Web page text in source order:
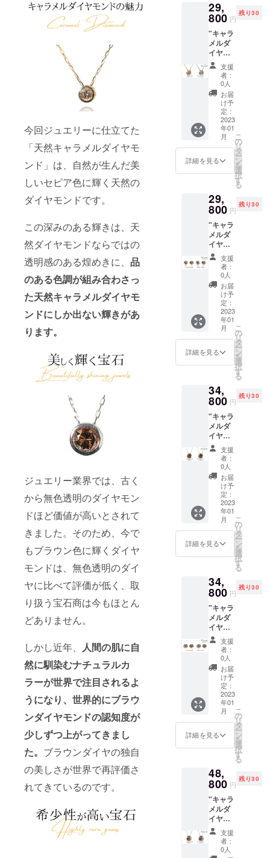
今回ジュエリーに仕立てた
「天然キャラメルダイヤモ
ンド」は、自然が生んだ美
しいセピア色に輝く天然の
ダイヤモンドです。
この深みのある輝きは、天
然ダイヤモンドならではの
透明感のある煌めきに、 品
のある色調が組み合わさっ
た天然キャラメルダイヤモ
ンドにしか出ない輝きがあ
ります。
ジュエリー業界では、古く
から無色透明のダイヤモン
ドほど価値が高いとされて
きました。そのため、今で
もブラウン色に輝くダイヤ
モンドは、無色透明のダイ
ヤに比べて評価が低く、取
り扱う宝石商は今もほとん
どありません。
しかし近年、
人間の肌に自
然に馴染むナチュラルカ
ラーが世界で注目されるよ
うになり、世界的にブラウ
ンダイヤモンドの認知度が
少しずつ上がってきまし
た。 ブラウンダイヤの独自
の美しさが世界で再評価さ
れてきているのです。
には消
費税・
送料が
含まれ
ます。
※ご注文
状況、
使用部
材の供
給状
況、製
造工程
上の都
合等に
より出
荷時期
が遅れ
す。 ※
写真と
実際の
商品で
は、
ディス
プレイ
によっ
て色合
いに違
いが生
じる場
合がご
ざいま
す。ご
了承下
さい。
ジナル
のジュ
ケース
です。
他には
あまり
ない八
角形の
可愛ら
しいデ
ザイン
で、美
しく
ジュエ
収納し
ていた
29,
800 円
残り30
"キャラ
メルダ
イヤモ
ンド
ネック
レス
0.1ct ア
クセサ
リー n1
[詳 細]
素
材：
K10YG(
イエ
ロー
ゴール
K10WG
(ホワイ
トゴー
ルド)
※オプ
ション
からお
選びく
ださ
い。
トップ
サイズ
(約)：縦
3.5mm
3.5mm
チェー
さ(約)：
調節可
能） 付
属品：
品質保
証書 ※
こちら
の価格
には消
費税・
送料が
含まれ
ます。
※ご注文
状況、
使用部
材の供
給状
合等に
より出
が遅れ
る場合
がござ
いま
す。 ※
写真と
実際の
商品で
は、
ディス
プレイ
によっ
いに違
いが生
ざいま
す。ご
了承下
さい。
※写真は
サンプ
ルで
す。天
然ブラ
支援
者：
0人
お届
け予
定：
2023
年01
月
詳細を見る
こ
の
リ
タ
ー
ン
を
選
択
す
る
29,
800 円
残り30
"キャラ
メルダ
イヤモ
ンドピ
アス 合
0.1ct
細] 素
材：
K10YG(
イエ
ロー
ゴール
ド) or
K10WG
トゴー
ルド)
※オプ
ション
からお
選びく
ださ
い。 ダ
イヤモ
ンド：
片耳
0.05ct(
両耳合
計0.1ct)
ピアス
トッ
プ：縦
キャッ
チ：地
金+シリ
コン 付
属品：
品質保
証書 ※
こちら
の価格
には消
費税・
送料が
含まれ
ます。
※ご注文
状況、
使用部
造工程
上の都
より出
荷時期
が遅れ
る場合
がござ
いま
支援
者：
0人
お届
け予
定：
2023
年01
月
詳細を見る
こ
の
リ
タ
ー
ン
を
選
択
す
る
34,
800 円
残り30
"キャラ
メルダ
イヤモ
ンド
ネック
レス
0.2ct
細] 素
材：
K10YG(
イエ
ロー
ゴール
ド) or
K10WG
トゴー
ルド)
※オプ
ション
からお
選びく
ださ
い。
トップ
サイズ
(約)：縦
4.8mm
4.8mm
チェー
ンの長
さ(約)：
45cm（
属品：
品質保
証書 ※
こちら
の価格
には消
費税・
送料が
含まれ
支援
者：
0人
お届
け予
定：
2023
年01
月
詳細を見る
こ
の
リ
タ
ー
ン
を
選
択
す
る
34,
800 円
残り30
"キャラ
メルダ
イヤモ
ンドピ
アス 合
0.2ct
細] 素
材：
K10YG(
イエ
ロー
ゴール
ド) or
K10WG
トゴー
ルド)
※オプ
ション
からお
選びく
ださ
い。 ダ
イヤモ
支援
者：
0人
お届
け予
定：
2023
年01
月
詳細を見る
こ
の
リ
タ
ー
ン
を
選
択
す
る
48,
800 円
残り30
"キャラ
メルダ
イヤモ
ンド
ネック
レス
支援
者：
0人